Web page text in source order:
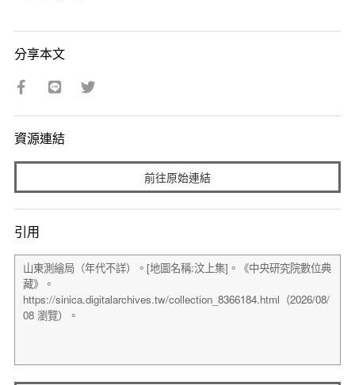
分享本文
資源連結
前往原始連結
引用